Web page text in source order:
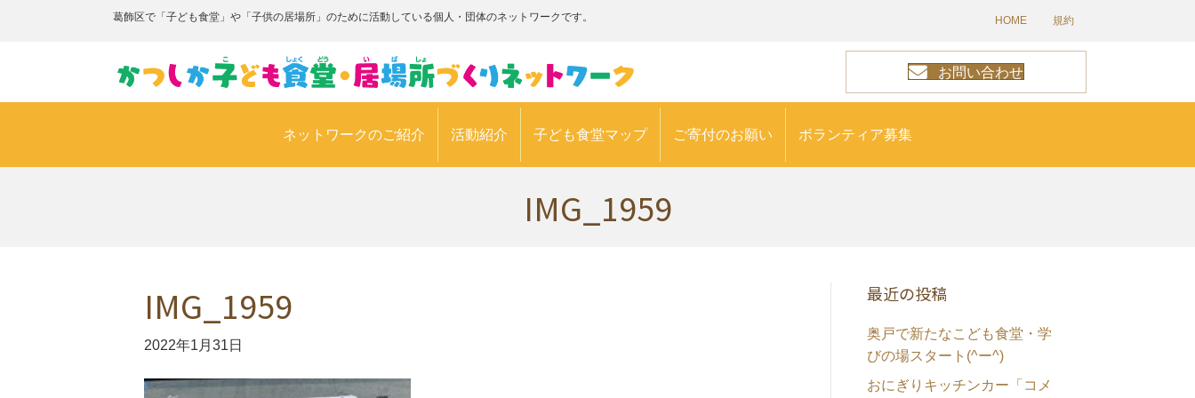
葛飾区で「子ども食堂」や「子供の居場所」のために活動している個人・団体のネットワークです。 HOME 規約
お問い合わせ
ネットワークのご紹介 活動紹介 子ども食堂マップ ご寄付のお願い ボランティア募集
IMG_1959
IMG_1959
2022年1月31日
最近の投稿
奥戸で新たなこども食堂・学
びの場スタート(^ー^)
おにぎりキッチンカー「コメ